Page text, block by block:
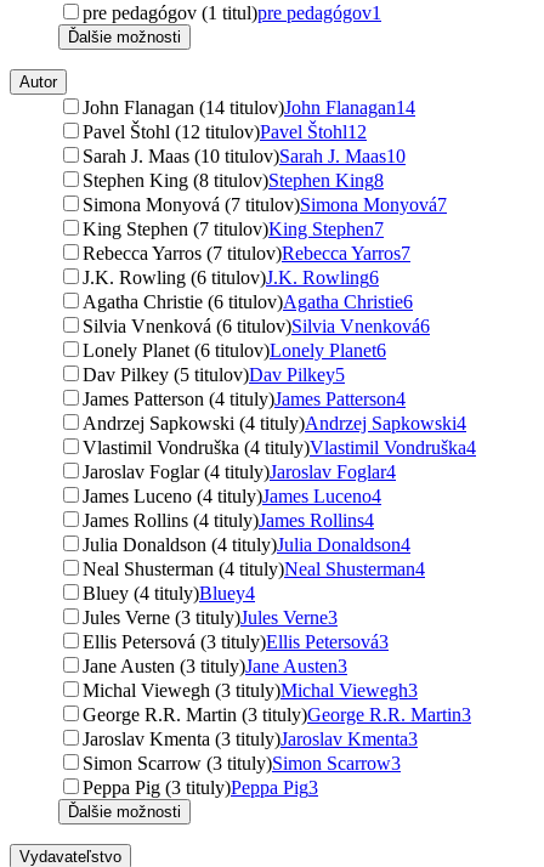
pre pedagógov (1 titul)pre pedagógov1
Ďalšie možnosti
Autor
John Flanagan (14 titulov)John Flanagan14
Pavel Štohl (12 titulov)Pavel Štohl12
Sarah J. Maas (10 titulov)Sarah J. Maas10
Stephen King (8 titulov)Stephen King8
Simona Monyová (7 titulov)Simona Monyová7
King Stephen (7 titulov)King Stephen7
Rebecca Yarros (7 titulov)Rebecca Yarros7
J.K. Rowling (6 titulov)J.K. Rowling6
Agatha Christie (6 titulov)Agatha Christie6
Silvia Vnenková (6 titulov)Silvia Vnenková6
Lonely Planet (6 titulov)Lonely Planet6
Dav Pilkey (5 titulov)Dav Pilkey5
James Patterson (4 tituly)James Patterson4
Andrzej Sapkowski (4 tituly)Andrzej Sapkowski4
Vlastimil Vondruška (4 tituly)Vlastimil Vondruška4
Jaroslav Foglar (4 tituly)Jaroslav Foglar4
James Luceno (4 tituly)James Luceno4
James Rollins (4 tituly)James Rollins4
Julia Donaldson (4 tituly)Julia Donaldson4
Neal Shusterman (4 tituly)Neal Shusterman4
Bluey (4 tituly)Bluey4
Jules Verne (3 tituly)Jules Verne3
Ellis Petersová (3 tituly)Ellis Petersová3
Jane Austen (3 tituly)Jane Austen3
Michal Viewegh (3 tituly)Michal Viewegh3
George R.R. Martin (3 tituly)George R.R. Martin3
Jaroslav Kmenta (3 tituly)Jaroslav Kmenta3
Simon Scarrow (3 tituly)Simon Scarrow3
Peppa Pig (3 tituly)Peppa Pig3
Ďalšie možnosti
Vydavateľstvo